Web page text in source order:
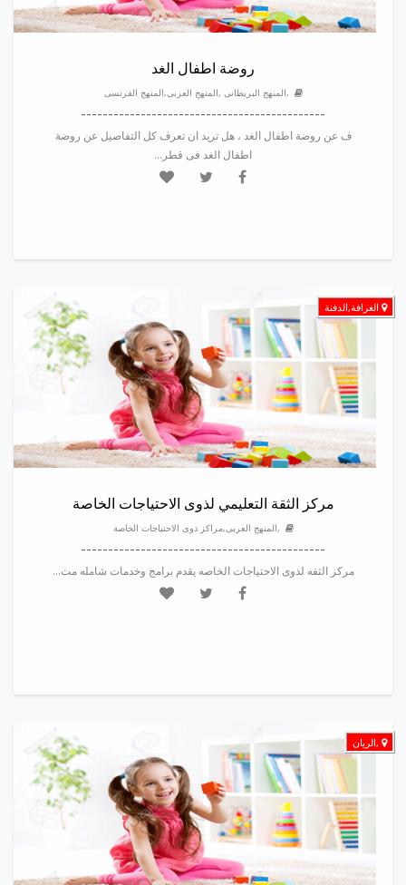
روضة اطفال الغد
,المنهج البريطانى ,المنهج العربى,المنهج الفرنسى
---------------------------------------------
ف عن روضة اطفال الغد ، هل تريد ان تعرف كل التفاصيل عن روضة
اطفال الغد فى قطر...
الغرافة,الدفنة
مركز الثقة التعليمي لذوى الاحتياجات الخاصة
,المنهج العربى,مراكز ذوى الاحتياجات الخاصة
---------------------------------------------
مركز الثقه لذوى الاحتياجات الخاصه يقدم برامج وخدمات شامله مت...
,الريان